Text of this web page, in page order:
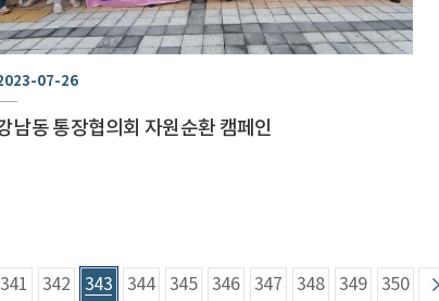
07-26
남동 통장협의회 자원순환 캠페인
341 342 343 344 345 346 347 348 349 350